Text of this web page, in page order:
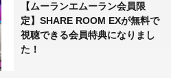
【ムーランエムーラン会員限
定】SHARE ROOM EXが無料で
視聴できる会員特典になりまし
た！